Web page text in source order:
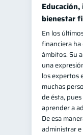
Salud
Retiro 1
Gasto
bienestar
En los
financiera
ámbitos. Su
una
los expertos
muchas
de ésta,
aprender a
De esa
administrar